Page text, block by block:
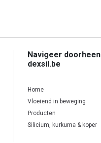
Navigeer doorheen
dexsil.be
Home
Vloeiend in beweging
Producten
Silicium, kurkuma & koper